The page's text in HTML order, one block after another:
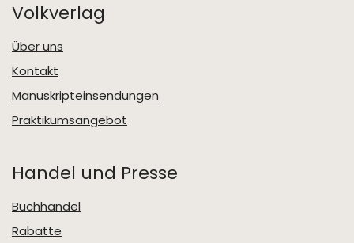
Volkverlag
Über uns
Kontakt
Manuskripteinsendungen
Praktikumsangebot
Handel und Presse
Buchhandel
Rabatte